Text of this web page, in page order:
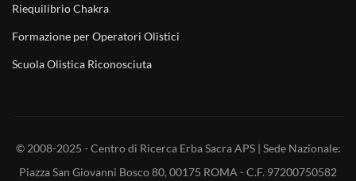
Riequilibrio Chakra
Formazione per Operatori Olistici
Scuola Olistica Riconosciuta
© 2008-2025 - Centro di Ricerca Erba Sacra APS | Sede Nazionale:
Piazza San Giovanni Bosco 80, 00175 ROMA - C.F. 97200750582